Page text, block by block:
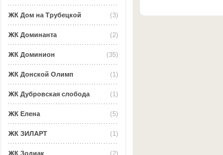
(3)
ЖК Дом на Трубецкой
(2)
ЖК Доминанта
(35)
ЖК Доминион
(1)
ЖК Донской Олимп
(1)
ЖК Дубровская слобода
(5)
ЖК Елена
(1)
ЖК ЗИЛАРТ
(2)
ЖК Зодиак